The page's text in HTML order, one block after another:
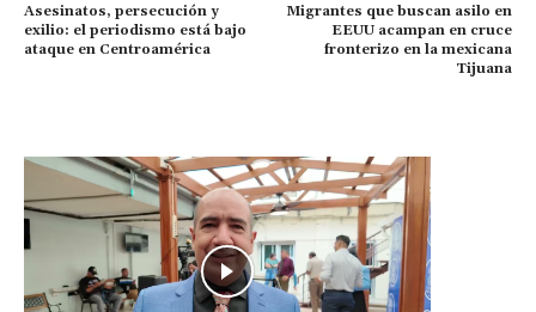
Asesinatos, persecución y
exilio: el periodismo está bajo
ataque en Centroamérica
Migrantes que buscan asilo en
EEUU acampan en cruce
fronterizo en la mexicana
Tijuana